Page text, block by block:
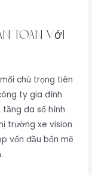
toàn với
chú trọng tiên
ty gia đình
đa số hình
trường xe vision
vốn đầu bốn mẽ